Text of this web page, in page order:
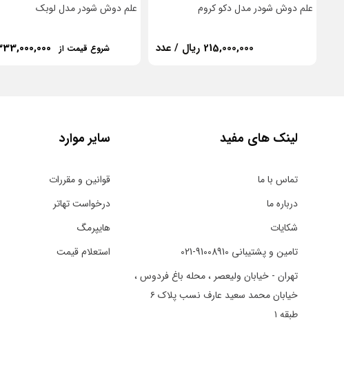
علم دوش شودر مدل دکو کروم
215,000,000 ریال / عدد
علم دوش شودر مدل لوبک
شروع قیمت از
لینک های مفید
تماس با ما
درباره ما
شکایات
تامین و پشتیبانی 91008910-021
تهران - خیابان ولیعصر ، محله باغ فردوس ،
خیابان محمد سعید عارف نسب پلاک ۶
طبقه ۱
سایر موارد
قوانین و مقررات
درخواست تهاتر
هایپرمگ
استعلام قیمت